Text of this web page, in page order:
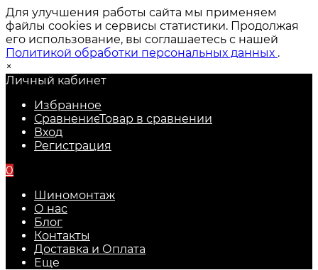
Для улучшения работы сайта мы применяем
файлы cookies и сервисы статистики. Продолжая
его использование, вы соглашаетесь с нашей
Политикой обработки персональных данных .
×
Личный кабинет
Избранное
СравнениеТовар в сравнении
Вход
Регистрация
0
Шиномонтаж
О нас
Блог
Контакты
Доставка и Оплата
Еще